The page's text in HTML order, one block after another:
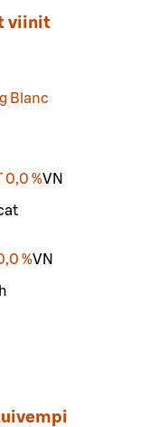
viinit
Blanc
0,0 %VN
%VN